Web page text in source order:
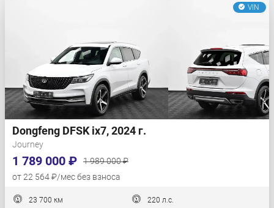
VIN
Dongfeng DFSK ix7, 2024 г.
Journey
1 789 000 ₽
1 989 000 ₽
от 22 564 ₽/мес без взноса
23 700 км 220 л.с.